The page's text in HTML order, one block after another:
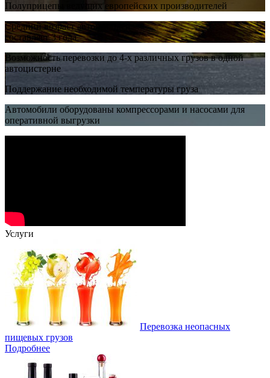
Полуприцепы ведущих европейских производителей
Средний возраст автомобилей
составляет 3 года
Возможность перевозки до 4-х различных грузов в одной
автоцистерне
Поддержание необходимой температуры груза
Автомобили оборудованы компрессорами и насосами для
оперативной выгрузки
Услуги
Перевозка неопасных
пищевых грузов
Подробнее